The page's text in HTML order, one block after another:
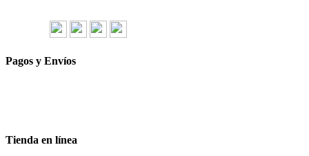
Pagos y Envíos
Tienda en línea